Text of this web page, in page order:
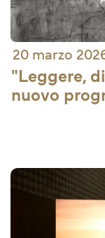
20 marzo
"Leggere,
nuovo